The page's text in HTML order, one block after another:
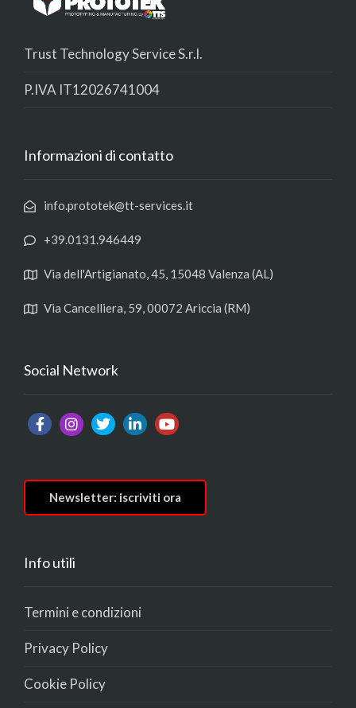
Trust Technology Service S.r.l.
P.IVA IT12026741004
Informazioni di contatto
info.prototek@tt-services.it
+39.0131.946449
Via dell'Artigianato, 45, 15048 Valenza (AL)
Via Cancelliera, 59, 00072 Ariccia (RM)
Social Network
Newsletter: iscriviti ora
Info utili
Termini e condizioni
Privacy Policy
Cookie Policy